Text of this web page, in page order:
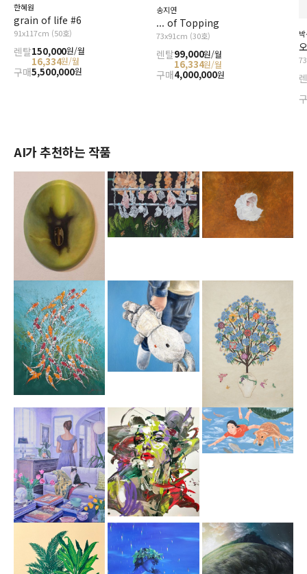
한혜원
grain of life #6
91x117cm (50호)
렌탈150,000원/월
16,334원/월
구매5,500,000원
송지연
... of Topping
73x91cm (30호)
렌탈99,000원/월
16,334원/월
구매4,000,000원
AI가 추천하는 작품